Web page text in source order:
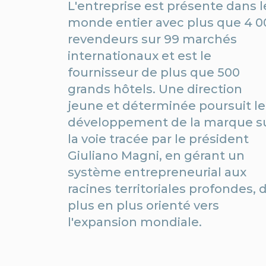
L'entreprise est présente dans
monde entier avec plus que 4
revendeurs sur 99 marchés
internationaux et est le
fournisseur de plus que 500
grands hôtels. Une direction
jeune et déterminée poursuit le
développement de la marque
la voie tracée par le président
Giuliano Magni, en gérant un
système entrepreneurial aux
racines territoriales profondes,
plus en plus orienté vers
l'expansion mondiale.